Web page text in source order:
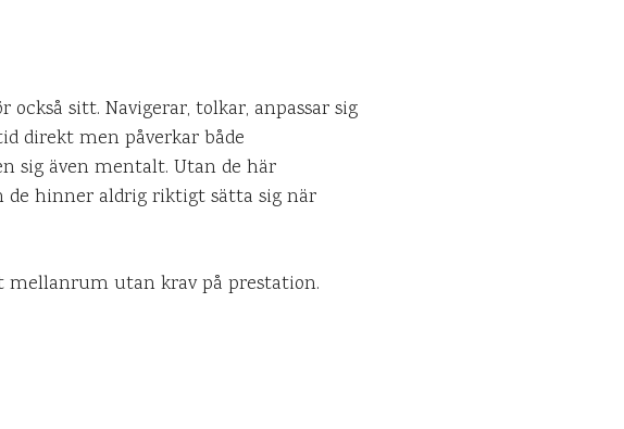
sitt. Navigerar, tolkar, anpassar sig
direkt men påverkar både
sig även mentalt. Utan de här
de hinner aldrig riktigt sätta sig när
mellanrum utan krav på prestation.